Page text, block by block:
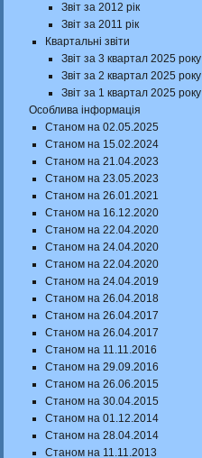
Звіт за 2012 рік
Звіт за 2011 рік
Квартальні звіти
Звіт за 3 квартал 2025 року
Звіт за 2 квартал 2025 року
Звіт за 1 квартал 2025 року
Особлива інформація
Станом на 02.05.2025
Станом на 15.02.2024
Станом на 21.04.2023
Станом на 23.05.2023
Станом на 26.01.2021
Станом на 16.12.2020
Станом на 22.04.2020
Станом на 24.04.2020
Станом на 22.04.2020
Станом на 24.04.2019
Станом на 26.04.2018
Станом на 26.04.2017
Станом на 26.04.2017
Станом на 11.11.2016
Станом на 29.09.2016
Станом на 26.06.2015
Станом на 30.04.2015
Станом на 01.12.2014
Станом на 28.04.2014
Станом на 11.11.2013